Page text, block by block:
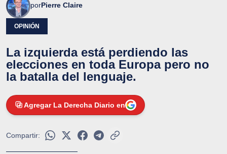
porPierre Claire
OPINIÓN
La izquierda está perdiendo las
elecciones en toda Europa pero no
la batalla del lenguaje.
Agregar La Derecha Diario en
Compartir: